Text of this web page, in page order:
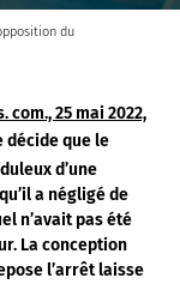
du
com., 25 mai 2022,
décide que le
d’une
a négligé de
n’avait pas été
La conception
l’arrêt laisse